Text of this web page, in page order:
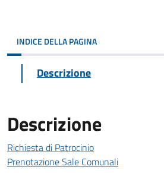
INDICE DELLA PAGINA
Descrizione
Descrizione
Richiesta di Patrocinio
Prenotazione Sale Comunali